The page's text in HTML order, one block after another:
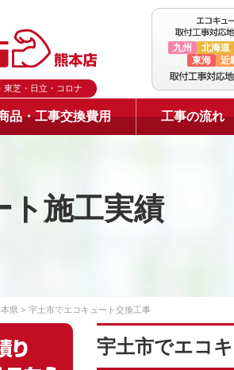
東芝・日立・コロナ
九州 北海道
東海
近
品・工事交換費用 工事の流れ
ト施工実績
県 宇土市でエコキュート交換工事
宇土市でエコ